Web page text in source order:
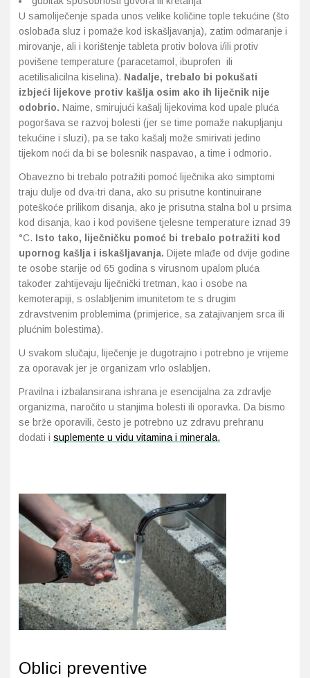
U samoliječenje spada unos velike količine tople tekućine (što
oslobađa sluz i pomaže kod iskašljavanja), zatim odmaranje i
mirovanje, ali i korištenje tableta protiv bolova i/ili protiv
povišene temperature (paracetamol, ibuprofen ili
acetilisalicilna kiselina). Nadalje, trebalo bi pokušati
izbjeći lijekove protiv kašlja osim ako ih liječnik nije
odobrio. Naime, smirujući kašalj lijekovima kod upale pluća
pogoršava se razvoj bolesti (jer se time pomaže nakupljanju
tekućine i sluzi), pa se tako kašalj može smirivati jedino
tijekom noći da bi se bolesnik naspavao, a time i odmorio.
Obavezno bi trebalo potražiti pomoć liječnika ako simptomi
traju dulje od dva-tri dana, ako su prisutne kontinuirane
poteškoće prilikom disanja, ako je prisutna stalna bol u prsima
kod disanja, kao i kod povišene tjelesne temperature iznad 39
°C. Isto tako, liječničku pomoć bi trebalo potražiti kod
upornog kašlja i iskašljavanja. Dijete mlađe od dvije godine
te osobe starije od 65 godina s virusnom upalom pluća
također zahtijevaju liječnički tretman, kao i osobe na
kemoterapiji, s oslabljenim imunitetom te s drugim
zdravstvenim problemima (primjerice, sa zatajivanjem srca ili
plućnim bolestima).
U svakom slučaju, liječenje je dugotrajno i potrebno je vrijeme
za oporavak jer je organizam vrlo oslabljen.
Pravilna i izbalansirana ishrana je esencijalna za zdravlje
organizma, naročito u stanjima bolesti ili oporavka. Da bismo
se brže oporavili, često je potrebno uz zdravu prehranu
dodati i suplemente u vidu vitamina i minerala.
Oblici preventive